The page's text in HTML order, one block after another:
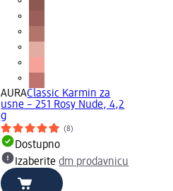
AURAClassic Karmin za
usne – 251 Rosy Nude, 4,2
g
(8)
Dostupno
Izaberitedm prodavnicu